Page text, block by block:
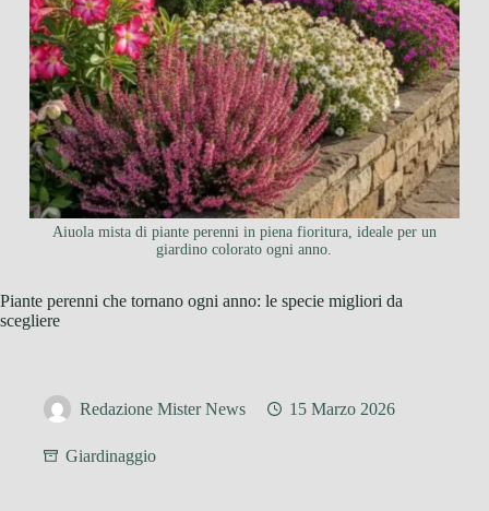
Aiuola mista di piante perenni in piena fioritura, ideale per un
giardino colorato ogni anno.
Piante perenni che tornano ogni anno: le specie migliori da
scegliere
Redazione Mister News 15 Marzo 2026
Giardinaggio